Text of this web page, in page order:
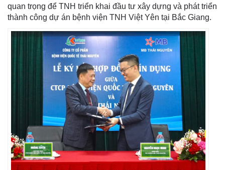
quan trọng để TNH triển khai đầu tư xây dựng và phát triển
thành công dự án bệnh viện TNH Việt Yên tại Bắc Giang.